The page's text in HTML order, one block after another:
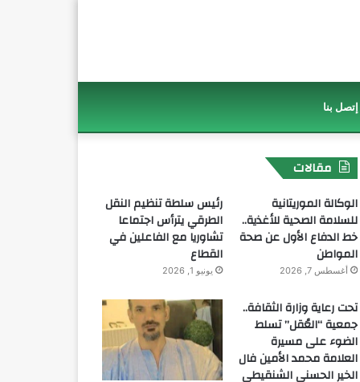
إتصل بنا
مقالات
الوكالة الموريتانية
للسلامة الصحية للأغذية..
خط الدفاع الأول عن صحة
المواطن
أغسطس 7, 2026
رئيس سلطة تنظيم النقل
الطرقي يترأس اجتماعا
تشاوريا مع الفاعلين في
القطاع
يونيو 1, 2026
تحت رعاية وزارة الثقافة..
جمعية “العُقل” تسلط
الضوء على مسيرة
العلامة محمد الأمين فال
الخير الحسني الشنقيطي